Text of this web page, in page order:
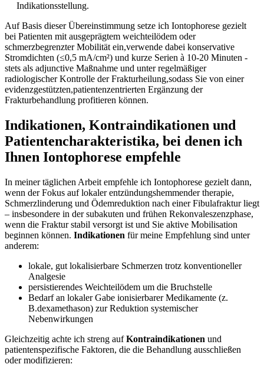
Indikationsstellung.
Auf Basis⁢ dieser ​Übereinstimmung setze ich Iontophorese gezielt
bei Patienten​ mit ausgeprägtem ⁢weichteilödem oder
schmerzbegrenzter Mobilität ⁢ein,verwende dabei konservative
Stromdichten (≤0,5 mA/cm²) und kurze Serien à 10-20⁣ Minuten ⁣-
stets als adjunctive Maßnahme und ​unter regelmäßiger
radiologischer Kontrolle der Frakturheilung,sodass Sie von​ einer
evidenzgestützten,patientenzentrierten Ergänzung der
Frakturbehandlung profitieren können.
Indikationen, Kontraindikationen und
Patientencharakteristika, bei denen ich
Ihnen⁢ Iontophorese empfehle
In meiner täglichen Arbeit​ empfehle ‍ich Iontophorese‌ gezielt ‌dann,
‌wenn der​ Fokus auf lokaler ​entzündungshemmender therapie,
Schmerzlinderung⁢ und‌ Ödemreduktion nach einer ​Fibulafraktur liegt
– insbesondere in der subakuten und frühen Rekonvaleszenzphase,
wenn die Fraktur‌ stabil⁣ versorgt‌ ist und Sie aktive Mobilisation
beginnen können. Indikationen für ⁣meine Empfehlung‌ sind unter
anderem:
lokale, gut lokalisierbare Schmerzen trotz konventioneller
Analgesie
persistierendes‍ Weichteilödem um die ​Bruchstelle
Bedarf an lokaler ‍Gabe​ ionisierbarer Medikamente (z.
B.dexamethason)‍ zur​ Reduktion systemischer
Nebenwirkungen
Gleichzeitig ⁢achte ich streng ⁣aufKontraindikationen und
patientenspezifische ⁤Faktoren, die die Behandlung ausschließen
oder modifizieren: